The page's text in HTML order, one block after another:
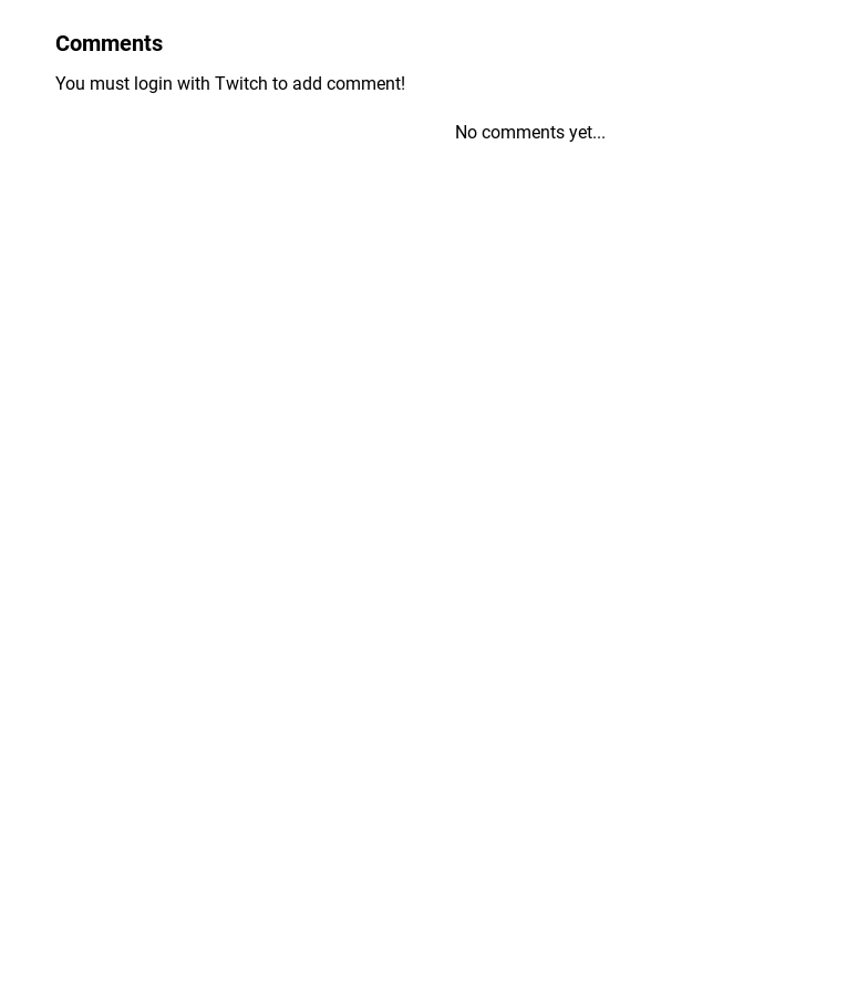
Comments
You must login with Twitch to add comment!
No comments yet...